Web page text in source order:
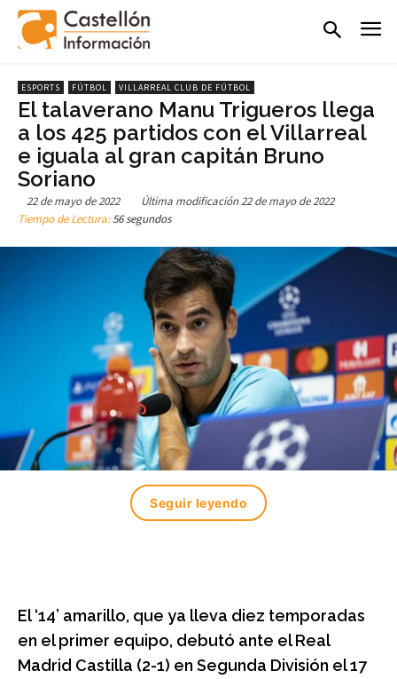
ESPORTS FÚTBOL VILLARREAL CLUB DE FÚTBOL
El talaverano Manu Trigueros llega
a los 425 partidos con el Villarreal
e iguala al gran capitán Bruno
Soriano
22 de mayo de 2022 Última modificación22 de mayo de 2022
Tiempo de Lectura:56 segundos
Seguir leyendo
El ‘14’ amarillo, que ya lleva diez temporadas
en el primer equipo, debutó ante el Real
Madrid Castilla (2-1) en Segunda División el 17